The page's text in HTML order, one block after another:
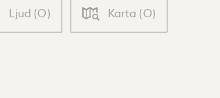
Ljud (0) Karta (0)